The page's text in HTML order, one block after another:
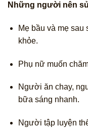
Những người nên
Mẹ bầu và mẹ
khỏe.
Phụ nữ muốn
Người ăn chay,
bữa sáng nhanh.
Người tập luyện